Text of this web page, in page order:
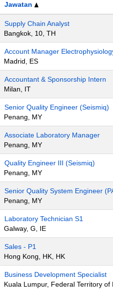
Jawatan
Supply Chain Analyst
Bangkok, 10, TH
Account Manager
Madrid, ES
Accountant & Sponsorship Intern
Milan, IT
Senior Quality Engineer (Seismiq)
Penang, MY
Associate Laboratory Manager
Penang, MY
Quality Engineer III (Seismiq)
Penang, MY
Senior Quality System Engineer
Penang, MY
Laboratory Technician S1
Galway, G, IE
Sales - P1
Hong Kong, HK, HK
Business Development Specialist
Kuala Lumpur, Federal Territory of